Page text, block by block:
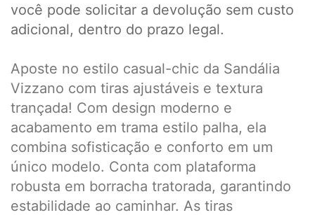
você pode solicitar a devolução sem custo
adicional, dentro do prazo legal.
Aposte no estilo casual-chic da Sandália
Vizzano com tiras ajustáveis e textura
trançada! Com design moderno e
acabamento em trama estilo palha, ela
combina sofisticação e conforto em um
único modelo. Conta com plataforma
robusta em borracha tratorada, garantindo
estabilidade ao caminhar. As tiras